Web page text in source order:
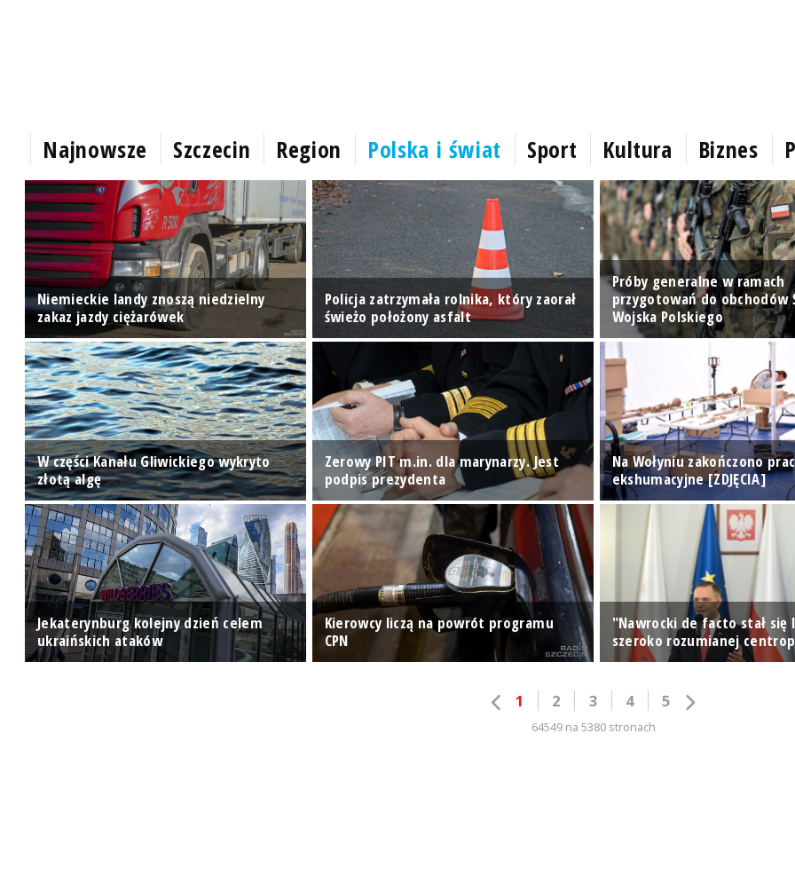
Najnowsze Szczecin Region Polska i świat Sport Kultura Biznes
Niemieckie landy znoszą niedzielny
zakaz jazdy ciężarówek
Policja zatrzymała rolnika, który zaorał
świeżo położony asfalt
Próby generalne w ramach
przygotowań do obchodów
Wojska Polskiego
W części Kanału Gliwickiego wykryto
złotą algę
Zerowy PIT m.in. dla marynarzy. Jest
podpis prezydenta
Na Wołyniu zakończono
ekshumacyjne [ZDJĘCIA]
Jekaterynburg kolejny dzień celem
ukraińskich ataków
Kierowcy liczą na powrót programu
CPN
"Nawrocki de facto stał się
szeroko rozumianej
1 2 3 4 5
64549 na 5380 stronach